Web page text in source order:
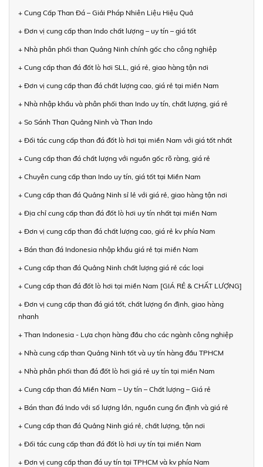
+ Cung Cấp Than Đá – Giải Pháp Nhiên Liệu Hiệu Quả
+ Đơn vị cung cấp than Indo chất lượng – uy tín – giá tốt
+ Nhà phân phối than Quảng Ninh chính gốc cho công nghiệp
+ Cung cấp than đá đốt lò hơi SLL, giá rẻ, giao hàng tận nơi
+ Đơn vị cung cấp than đá chất lượng cao, giá rẻ tại miền Nam
+ Nhà nhập khẩu và phân phối than Indo uy tín, chất lượng, giá rẻ
+ So Sánh Than Quảng Ninh và Than Indo
+ Đối tác cung cấp than đá đốt lò hơi tại miền Nam với giá tốt nhất
+ Cung cấp than đá chất lượng với nguồn gốc rõ ràng, giá rẻ
+ Chuyên cung cấp than Indo uy tín, giá tốt tại Miền Nam
+ Cung cấp than đá Quảng Ninh sỉ lẻ với giá rẻ, giao hàng tận nơi
+ Địa chỉ cung cấp than đá đốt lò hơi uy tín nhất tại miền Nam
+ Đơn vị cung cấp than đá chất lượng cao, giá rẻ kv phía Nam
+ Bán than đá Indonesia nhập khẩu giá rẻ tại miền Nam
+ Cung cấp than đá Quảng Ninh chất lượng giá rẻ các loại
+ Cung cấp than đá đốt lò hơi tại miền Nam [GIÁ RẺ & CHẤT LƯỢNG]
+ Đơn vị cung cấp than đá giá tốt, chất lượng ổn định, giao hàng
nhanh
+ Than Indonesia - Lựa chọn hàng đầu cho các ngành công nghiệp
+ Nhà cung cấp than Quảng Ninh tốt và uy tín hàng đầu TPHCM
+ Nhà phân phối than đá đốt lò hơi giá rẻ uy tín tại miền Nam
+ Cung cấp than đá Miền Nam – Uy tín – Chất lượng – Giá rẻ
+ Bán than đá Indo với số lượng lớn, nguồn cung ổn định và giá rẻ
+ Cung cấp than đá Quảng Ninh giá rẻ, chất lượng, tận nơi
+ Đối tác cung cấp than đá đốt lò hơi uy tín tại miền Nam
+ Đơn vị cung cấp than đá uy tín tại TPHCM và kv phía Nam